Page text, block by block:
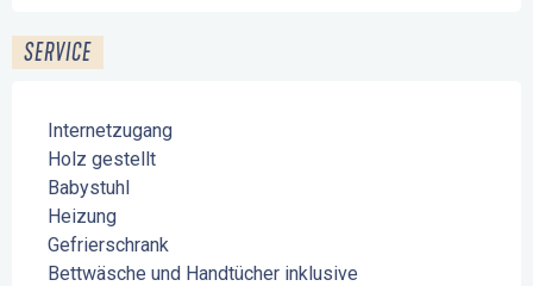
SERVICE
Internetzugang
Holz gestellt
Babystuhl
Heizung
Gefrierschrank
Bettwäsche und Handtücher inklusive